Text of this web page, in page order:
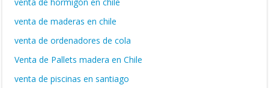
venta de maderas en chile
venta de ordenadores de cola
Venta de Pallets madera en Chile
venta de piscinas en santiago